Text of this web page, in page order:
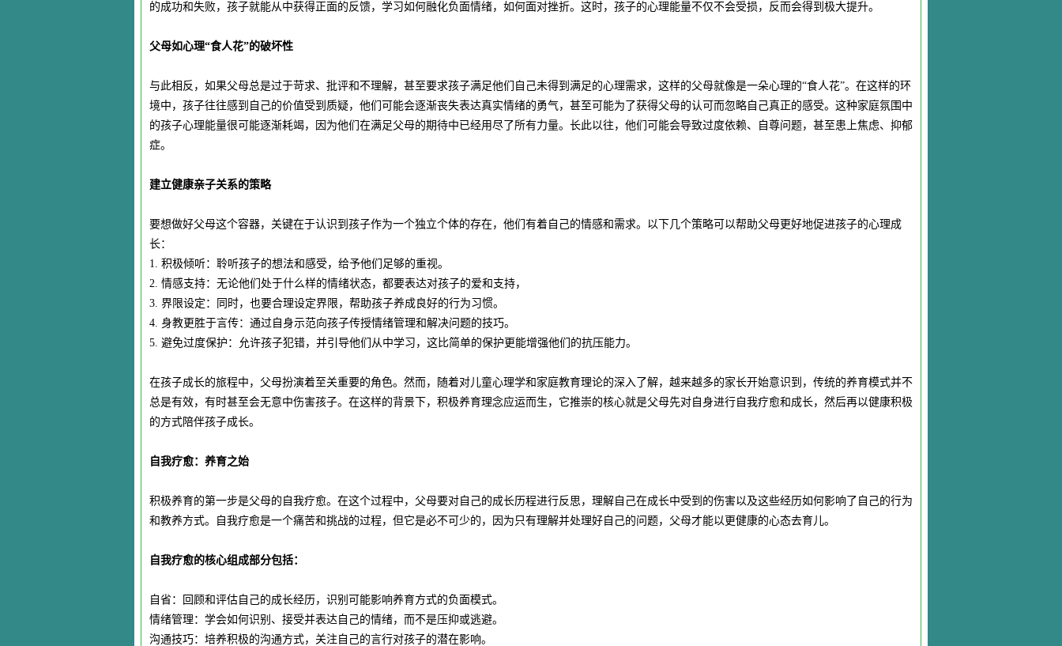
的成功和失败，孩子就能从中获得正面的反馈，学习如何融化负面情绪，如何面对挫折。这时，孩子的心理能量不仅不会受损，反而会得到极大提升。
父母如心理“食人花”的破坏性
与此相反，如果父母总是过于苛求、批评和不理解，甚至要求孩子满足他们自己未得到满足的心理需求，这样的父母就像是一朵心理的“食人花”。在这样的环
境中，孩子往往感到自己的价值受到质疑，他们可能会逐渐丧失表达真实情绪的勇气，甚至可能为了获得父母的认可而忽略自己真正的感受。这种家庭氛围中
的孩子心理能量很可能逐渐耗竭，因为他们在满足父母的期待中已经用尽了所有力量。长此以往，他们可能会导致过度依赖、自尊问题，甚至患上焦虑、抑郁
症。
建立健康亲子关系的策略
要想做好父母这个容器，关键在于认识到孩子作为一个独立个体的存在，他们有着自己的情感和需求。以下几个策略可以帮助父母更好地促进孩子的心理成
长：
1. 积极倾听：聆听孩子的想法和感受，给予他们足够的重视。
2. 情感支持：无论他们处于什么样的情绪状态，都要表达对孩子的爱和支持，
3. 界限设定：同时，也要合理设定界限，帮助孩子养成良好的行为习惯。
4. 身教更胜于言传：通过自身示范向孩子传授情绪管理和解决问题的技巧。
5. 避免过度保护：允许孩子犯错，并引导他们从中学习，这比简单的保护更能增强他们的抗压能力。
在孩子成长的旅程中，父母扮演着至关重要的角色。然而，随着对儿童心理学和家庭教育理论的深入了解，越来越多的家长开始意识到，传统的养育模式并不
总是有效，有时甚至会无意中伤害孩子。在这样的背景下，积极养育理念应运而生，它推崇的核心就是父母先对自身进行自我疗愈和成长，然后再以健康积极
的方式陪伴孩子成长。
自我疗愈：养育之始
积极养育的第一步是父母的自我疗愈。在这个过程中，父母要对自己的成长历程进行反思，理解自己在成长中受到的伤害以及这些经历如何影响了自己的行为
和教养方式。自我疗愈是一个痛苦和挑战的过程，但它是必不可少的，因为只有理解并处理好自己的问题，父母才能以更健康的心态去育儿。
自我疗愈的核心组成部分包括：
自省：回顾和评估自己的成长经历，识别可能影响养育方式的负面模式。
情绪管理：学会如何识别、接受并表达自己的情绪，而不是压抑或逃避。
沟通技巧：培养积极的沟通方式，关注自己的言行对孩子的潜在影响。